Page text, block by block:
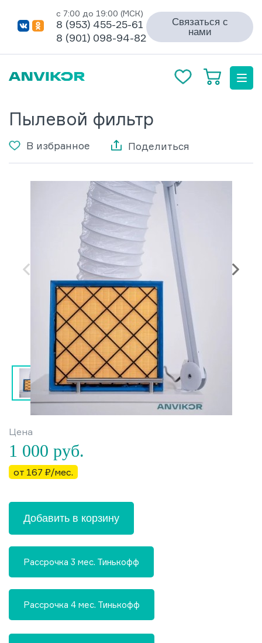
с 7:00 до 19:00 (МСК)
8 (953) 455-25-61
8 (901) 098-94-82
Связаться с
нами
Пылевой фильтр
В избранное Поделиться
Цена
1 000 руб.
от 167 ₽/мес.
Добавить в корзину
Рассрочка 3 мес. Тинькофф
Рассрочка 4 мес. Тинькофф